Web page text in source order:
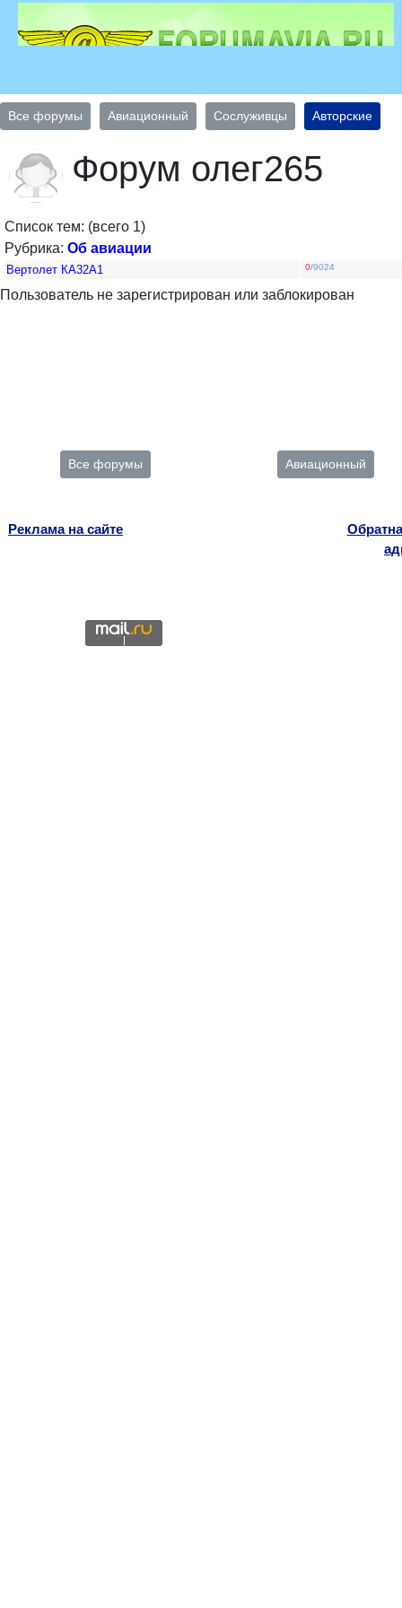
Все форумы Авиационный Сослуживцы Авторские
Форум олег265
Список тем: (всего 1)
Рубрика: Об авиации
Вертолет КА32А1 0/9024
Пользователь не зарегистрирован или заблокирован
Все форумы Авиационный
Реклама на сайте